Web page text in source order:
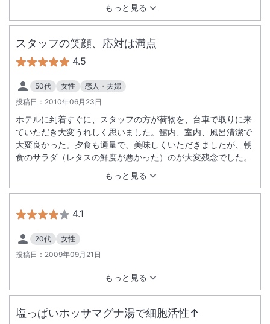
もっと見る
スタッフの笑顔、応対は満点
4.5
50代 女性
恋人・夫婦
投稿日： 2010年06月23日
もっと見る
ホテルに到着すぐに、スタッフの方が荷物を、台車で取りに来
ていただき大変うれしく思いました。館内、室内、風呂清潔で
大変良かった。夕食も適量で、美味しくいただきましたが、朝
食のサラダ（レタスの鮮度が悪かった）のが大変残念でした。
4.1
20代
女性
投稿日： 2009年09月21日
もっと見る
塩っぱいホッサマグナ湯で細胞活性↑